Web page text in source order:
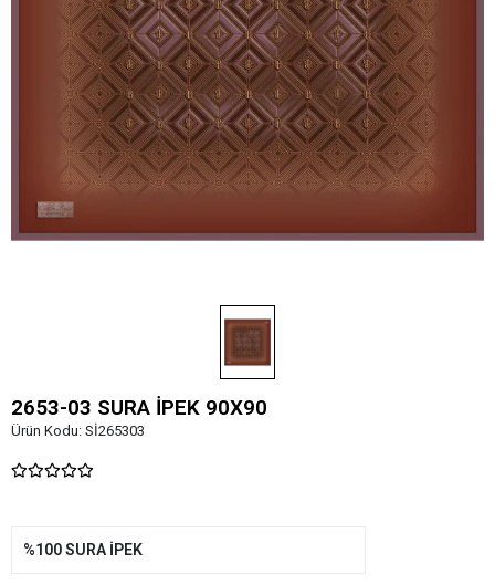
2653-03 SURA İPEK 90X90
Ürün Kodu: Sİ265303
%100 SURA İPEK